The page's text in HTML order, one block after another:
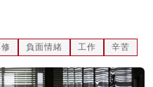
負面情緒 工作 辛苦